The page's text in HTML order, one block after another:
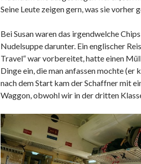
Seine Leute zeigen gern, was sie vorher
Bei Susan waren das irgendwelche
Nudelsuppe darunter. Ein englischer
Travel“ war vorbereitet, hatte einen
Dinge ein, die man anfassen mochte (er
nach dem Start kam der Schaffner mit
Waggon, obwohl wir in der dritten